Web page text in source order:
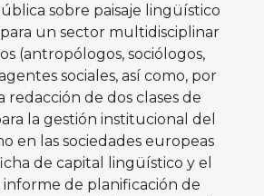
sobre paisaje lingüístico
un sector multidisciplinar
(antropólogos, sociólogos,
sociales, así como, por
redacción de dos clases de
la gestión institucional del
en las sociedades europeas
de capital lingüístico y el
de planificación de